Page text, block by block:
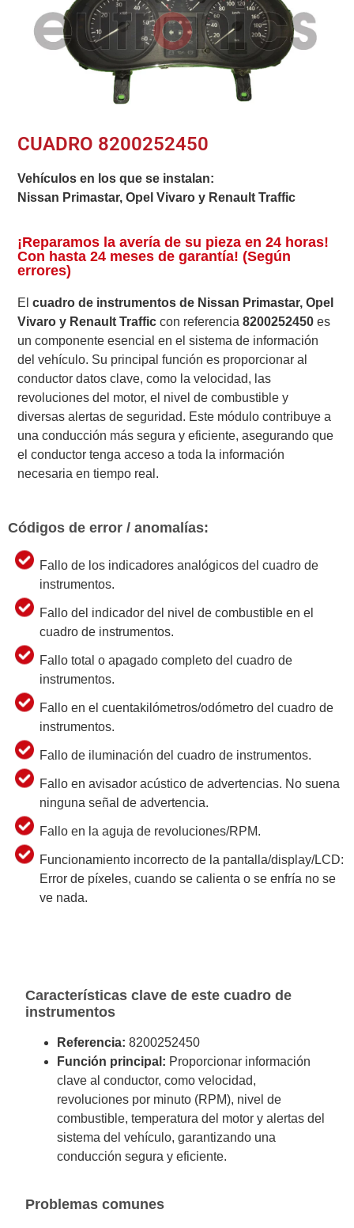
CUADRO 8200252450
Vehículos en los que se instalan:
Nissan Primastar, Opel Vivaro y Renault Traffic
¡Reparamos la avería de su pieza en 24 horas!
Con hasta 24 meses de garantía! (Según
errores)
Elcuadro de instrumentos de Nissan Primastar, Opel
Vivaro y Renault Trafficcon referencia8200252450 es
un componente esencial en el sistema de información
del vehículo. Su principal función es proporcionar al
conductor datos clave, como la velocidad, las
revoluciones del motor, el nivel de combustible y
diversas alertas de seguridad. Este módulo contribuye a
una conducción más segura y eficiente, asegurando que
el conductor tenga acceso a toda la información
necesaria en tiempo real.
Códigos de error / anomalías:
Fallo de los indicadores analógicos del cuadro de
instrumentos.
Fallo del indicador del nivel de combustible en el
cuadro de instrumentos.
Fallo total o apagado completo del cuadro de
instrumentos.
Fallo en el cuentakilómetros/odómetro del cuadro de
instrumentos.
Fallo de iluminación del cuadro de instrumentos.
Fallo en avisador acústico de advertencias. No suena
ninguna señal de advertencia.
Fallo en la aguja de revoluciones/RPM.
Funcionamiento incorrecto de la pantalla/display/LCD:
Error de píxeles, cuando se calienta o se enfría no se
ve nada.
Características clave de este cuadro de
instrumentos
Referencia: 8200252450
Función principal: Proporcionar información
clave al conductor, como velocidad,
revoluciones por minuto (RPM), nivel de
combustible, temperatura del motor y alertas del
sistema del vehículo, garantizando una
conducción segura y eficiente.
Problemas comunes